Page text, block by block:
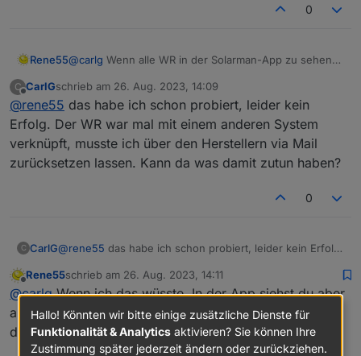
0
Rene55@carlg Wenn alle WR in der Solarman-App zu sehen
zu sehen sein. Hat denn das anhaken von "Löschen
der Modulliste" eine Änderung gebracht?
C
Offline
CarlGschrieb am 26. Aug. 2023, 14:09
zuletzt editiert von
@rene55 das habe ich schon probiert, leider kein
Erfolg. Der WR war mal mit einem anderen System
verknüpft, musste ich über den Herstellern via Mail
zurücksetzen lassen. Kann da was damit zutun haben?
0
C CarlG@rene55 das habe ich schon probiert, leider kein Erfolg.
musste ich über den Herstellern via Mail zurücksetzen
lassen. Kann da was damit zutun haben?
Offline
Rene55schrieb am 26. Aug. 2023, 14:11
zuletzt editiert von
@carlgWenn ich das wüsste. In der App siehst du aber
alle 4 WR mit den entsprechenden Modulen? Oder hat
dein vierter WR eine andere Stationsnummer?
Hallo! Könnten wir bitte einige zusätzliche Dienste für
Funktionalität & Analytics aktivieren? Sie können Ihre
Zustimmung später jederzeit ändern oder zurückziehen.